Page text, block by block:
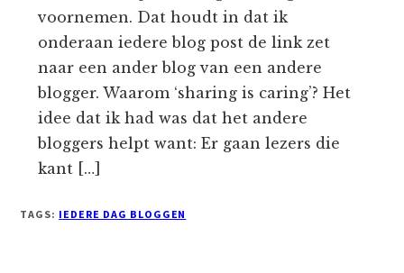
voornemen. Dat houdt in dat ik
onderaan iedere blog post de link zet
naar een ander blog van een andere
blogger. Waarom ‘sharing is caring’? Het
idee dat ik had was dat het andere
bloggers helpt want: Er gaan lezers die
kant […]
TAGS: IEDERE DAG BLOGGEN